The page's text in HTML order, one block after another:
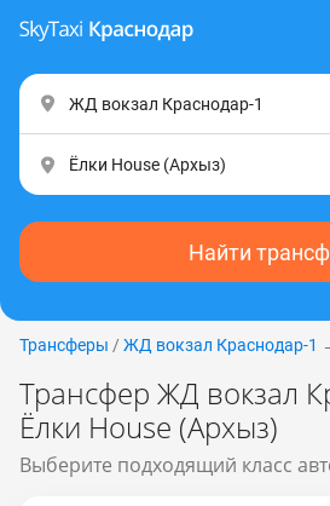
Найти
Трансферы / ЖД вокзал Краснодар-1
Трансфер ЖД вокзал
Ёлки House (Apxыз)
Выберите подходящий класс